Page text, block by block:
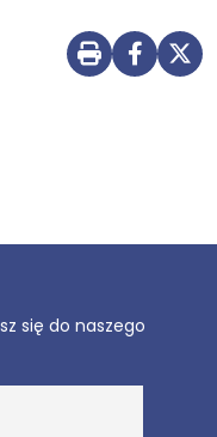
Drukuj
się do naszego